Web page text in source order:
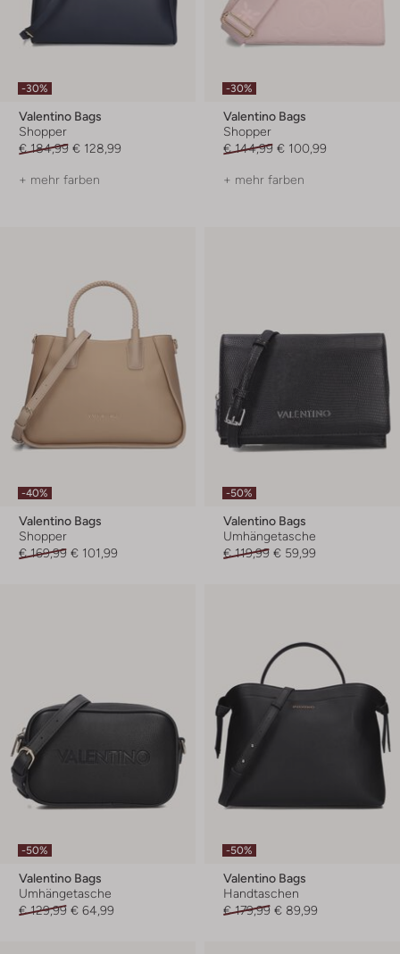
-30%
Valentino Bags
Shopper
€ 184,99 € 128,99
+ mehr farben
-30%
Valentino Bags
Shopper
€ 144,99 € 100,99
+ mehr farben
-40%
Valentino Bags
Shopper
€ 169,99 € 101,99
-50%
Valentino Bags
Umhängetasche
€ 119,99 € 59,99
-50%
Valentino Bags
Umhängetasche
€ 129,99 € 64,99
-50%
Valentino Bags
Handtaschen
€ 179,99 € 89,99